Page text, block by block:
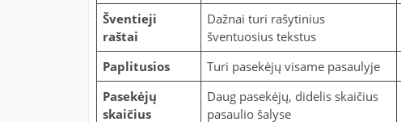
Šventieji
raštai
Dažnai turi rašytinius
šventuosius tekstus
Paplitusios Turi pasekėjų visame pasaulyje
Pasekėjų
skaičius
Daug pasekėjų, didelis skaičius
pasaulio šalyse